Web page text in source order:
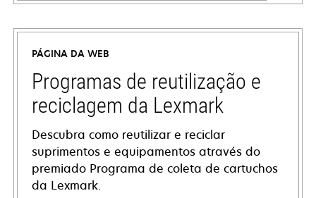
abre
em
nova
guia
PÁGINA DA WEB
Programas de reutilização e
reciclagem da Lexmark
Descubra como reutilizar e reciclar
suprimentos e equipamentos através do
premiado Programa de coleta de cartuchos
da Lexmark.